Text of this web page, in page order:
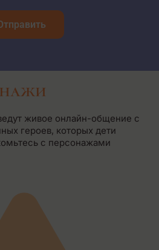
живое онлайн-общение с
героев, которых дети
с персонажами